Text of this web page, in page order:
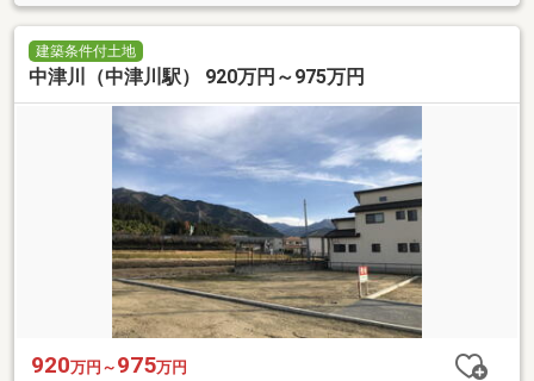
建築条件付土地
中津川（中津川駅） 920万円～975万円
920万円～ 975万円